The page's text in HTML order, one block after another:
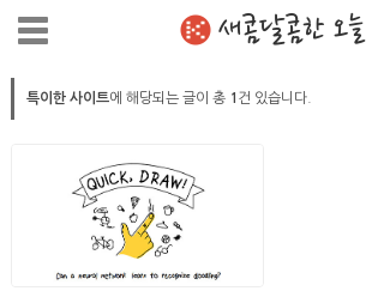
새콤달콤한 오늘
특이한 사이트에 해당되는 글이 총 1 건 있습니다.